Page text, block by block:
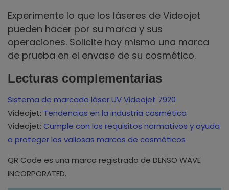
Experimente lo que los láseres de Videojet
pueden hacer por su marca y sus
operaciones. Solicite hoy mismo una marca
de prueba en el envase de su cosmético.
Lecturas complementarias
Sistema de marcado láser UV Videojet 7920
Videojet: Tendencias en la industria cosmética
Videojet: Cumple con los requisitos normativos y ayuda
a proteger las valiosas marcas de cosméticos
QR Code es una marca registrada de DENSO WAVE
INCORPORATED.